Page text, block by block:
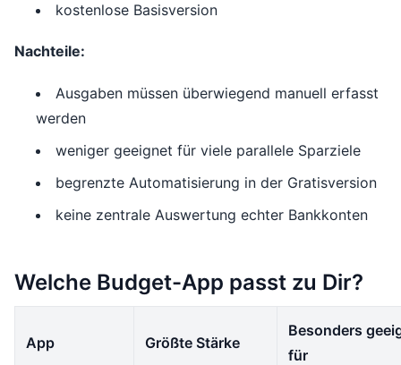
kostenlose Basisversion
Nachteile:
Ausgaben müssen überwiegend manuell erfasst
werden
weniger geeignet für viele parallele Sparziele
begrenzte Automatisierung in der Gratisversion
keine zentrale Auswertung echter Bankkonten
Welche Budget-App passt zu Dir?
App Größte Stärke
Besonders
für